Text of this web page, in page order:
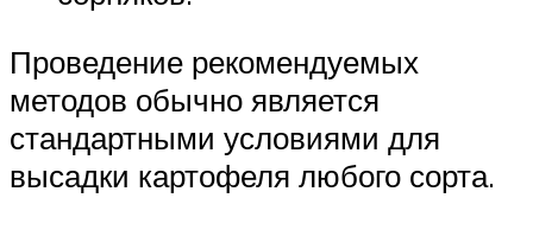
Проведение рекомендуемых
методов обычно является
стандартными условиями для
высадки картофеля любого сорта.